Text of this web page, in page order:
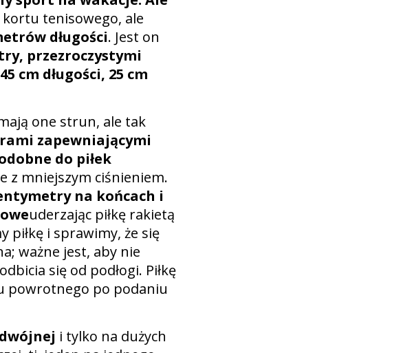
tenisowego, ale
długości. Jest on
przezroczystymi
cm długości, 25 cm
one strun, ale tak
zapewniającymi
do piłek
z mniejszym ciśnieniem.
na końcach i
uderzając piłkę rakietą
piłkę i sprawimy, że się
ważne jest, aby nie
się od podłogi. Piłkę
powrotnego po podaniu
i tylko na dużych